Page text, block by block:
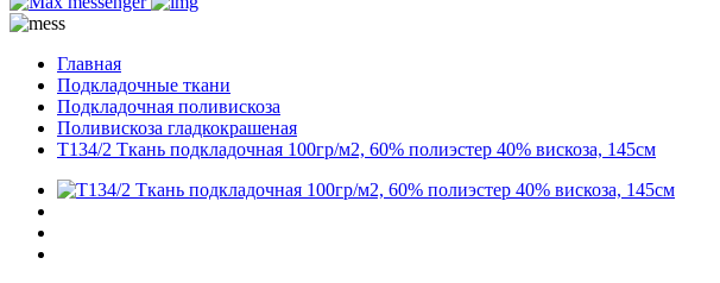
Главная
Подкладочные ткани
Подкладочная поливискоза
Поливискоза гладкокрашеная
T134/2 Ткань подкладочная 100гр/м2, 60% полиэстер 40% вискоза, 145см